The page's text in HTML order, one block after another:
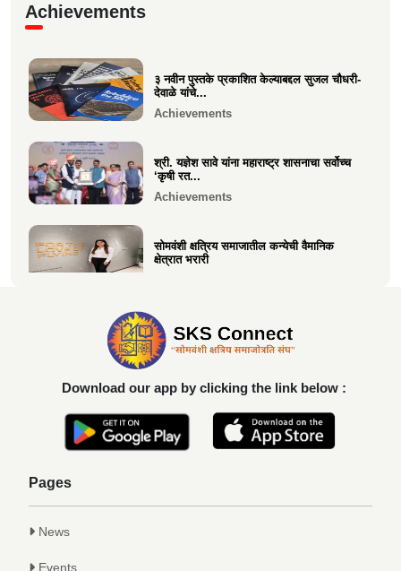
श्री. श्रीहास चुरी यांच्या आयईसीए फाउंडेशनच्या
पुरुष वृद्धाश...
Festive
Achievements
३ नवीन पुस्तके प्रकाशित केल्याबद्दल सुजल चौधरी-
देवाळे यांचे...
Achievements
श्री. यज्ञेश सावे यांना महाराष्ट्र शासनाचा सर्वोच्च
‘कृषी रत...
Achievements
सोमवंशी क्षत्रिय समाजातील कन्येची वैमानिक
क्षेत्रात भरारी
दिलीप हरीचंद्र वर्तक चटाळे यांचे एलएलबी परीक्षेत
यश
Achievements
कु. आलाप किशोर सावे, आपल्या अथक परिश्रम व
गुणवत्तेवर यशस्वीर...
Achievements
Download our app by clicking the link below :
Pages
News
Events